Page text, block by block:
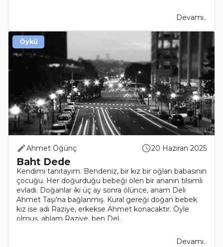
Devamı..
Ahmet Öğünç 20 Haziran 2025
Baht Dede
Kendimi tanıtayım. Bendeniz, bir kız bir oğlan babasının
çocuğu. Her doğurduğu bebeği ölen bir ananın tılsımlı
evladı. Doğanlar iki üç ay sonra ölünce, anam Deli
Ahmet Taşı'na bağlanmış. Kural gereği doğan bebek
kız ise adı Raziye, erkekse Ahmet konacaktır. Öyle
olmuş, ablam Raziye, ben Del..
Devamı..
Öykü